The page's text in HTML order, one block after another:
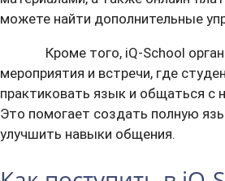
можете найти дополнительные
Кроме того, iQ-School
мероприятия и встречи, где
практиковать язык и общаться с
Это помогает создать полную
улучшить навыки общения.